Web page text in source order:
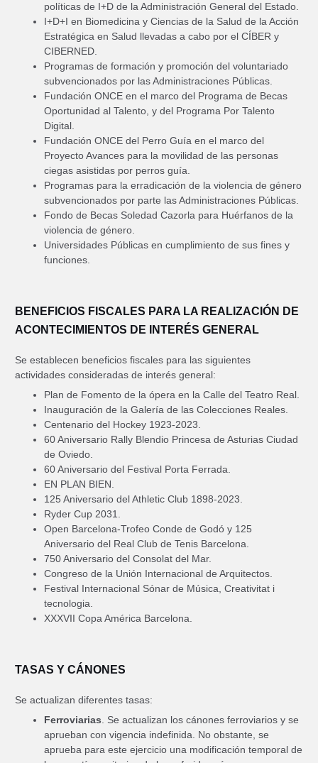
políticas de I+D de la Administración General del Estado.
I+D+I en Biomedicina y Ciencias de la Salud de la Acción
Estratégica en Salud llevadas a cabo por el CÍBER y
CIBERNED.
Programas de formación y promoción del voluntariado
subvencionados por las Administraciones Públicas.
Fundación ONCE en el marco del Programa de Becas
Oportunidad al Talento, y del Programa Por Talento
Digital.
Fundación ONCE del Perro Guía en el marco del
Proyecto Avances para la movilidad de las personas
ciegas asistidas por perros guía.
Programas para la erradicación de la violencia de género
subvencionados por parte las Administraciones Públicas.
Fondo de Becas Soledad Cazorla para Huérfanos de la
violencia de género.
Universidades Públicas en cumplimiento de sus fines y
funciones.
BENEFICIOS FISCALES PARA LA REALIZACIÓN DE
ACONTECIMIENTOS DE INTERÉS GENERAL
Se establecen beneficios fiscales para las siguientes
actividades consideradas de interés general:
Plan de Fomento de la ópera en la Calle del Teatro Real.
Inauguración de la Galería de las Colecciones Reales.
Centenario del Hockey 1923-2023.
60 Aniversario Rally Blendio Princesa de Asturias Ciudad
de Oviedo.
60 Aniversario del Festival Porta Ferrada.
EN PLAN BIEN.
125 Aniversario del Athletic Club 1898-2023.
Ryder Cup 2031.
Open Barcelona-Trofeo Conde de Godó y 125
Aniversario del Real Club de Tenis Barcelona.
750 Aniversario del Consolat del Mar.
Congreso de la Unión Internacional de Arquitectos.
Festival Internacional Sónar de Música, Creativitat i
tecnologia.
XXXVII Copa América Barcelona.
TASAS Y CÁNONES
Se actualizan diferentes tasas:
Ferroviarias. Se actualizan los cánones ferroviarios y se
aprueban con vigencia indefinida. No obstante, se
aprueba para este ejercicio una modificación temporal de